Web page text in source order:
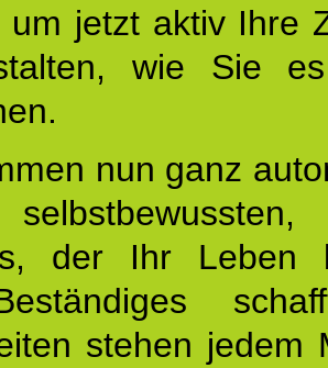
um jetzt aktiv Ihre
wie Sie
nun ganz
der Ihr Leben
stehen jedem